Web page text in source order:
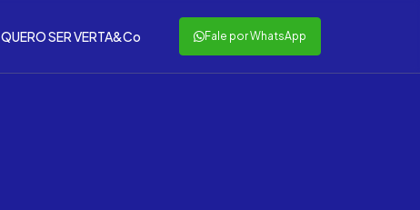
QUERO SER VERTA&Co Fale por WhatsApp